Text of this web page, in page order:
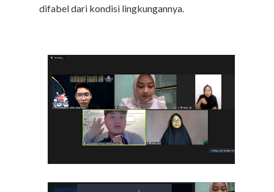
difabel dari kondisi lingkungannya.